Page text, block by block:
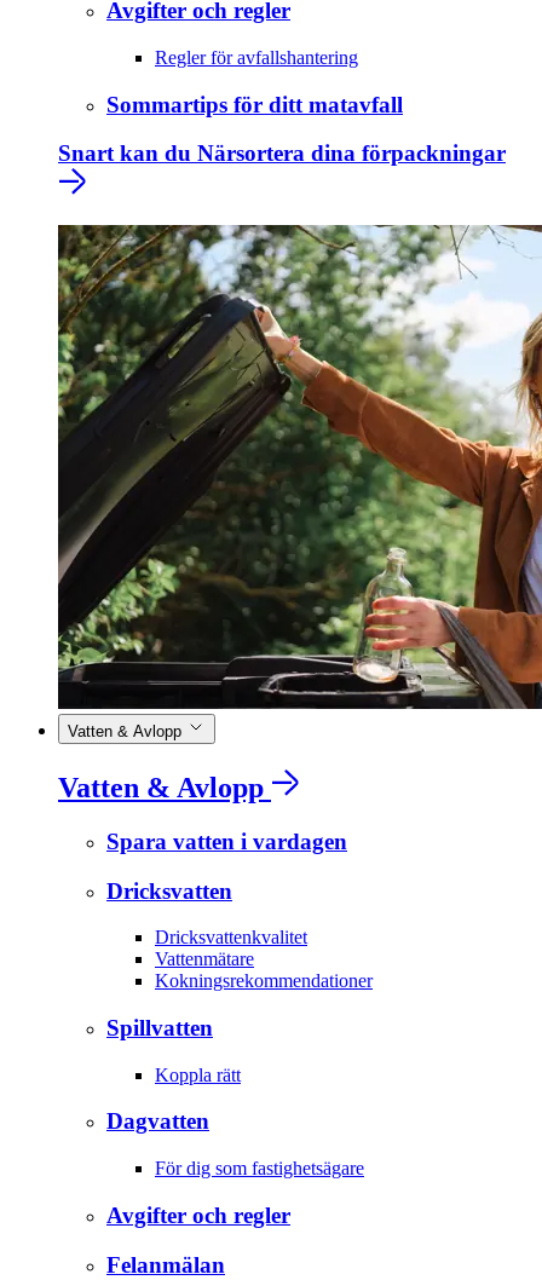
Avgifter och regler
Regler för avfallshantering
Sommartips för ditt matavfall
Snart kan du Närsortera dina förpackningar
Vatten & Avlopp
Vatten & Avlopp
Spara vatten i vardagen
Dricksvatten
Dricksvattenkvalitet
Vattenmätare
Kokningsrekommendationer
Spillvatten
Koppla rätt
Dagvatten
För dig som fastighetsägare
Avgifter och regler
Felanmälan